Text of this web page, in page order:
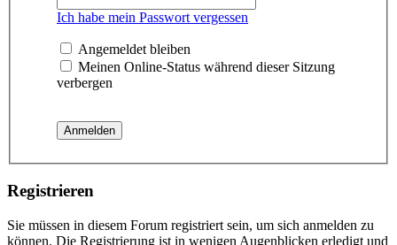
Ich habe mein Passwort vergessen
Angemeldet bleiben
Meinen Online-Status während dieser Sitzung
verbergen
Registrieren
Sie müssen in diesem Forum registriert sein, um sich anmelden zu
können. Die Registrierung ist in wenigen Augenblicken erledigt und